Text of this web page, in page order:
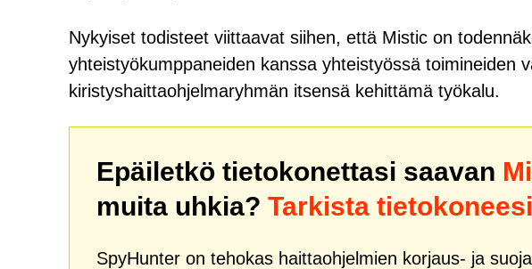
Nykyiset todisteet viittaavat siihen, että Mistic on
yhteistyökumppaneiden kanssa yhteistyössä toimineiden
kiristyshaittaohjelmaryhmän itsensä kehittämä työkalu.
Epäiletkö tietokonettasi saavan
muita uhkia? Tarkista
SpyHunter on tehokas haittaohjelmien korjaus- ja